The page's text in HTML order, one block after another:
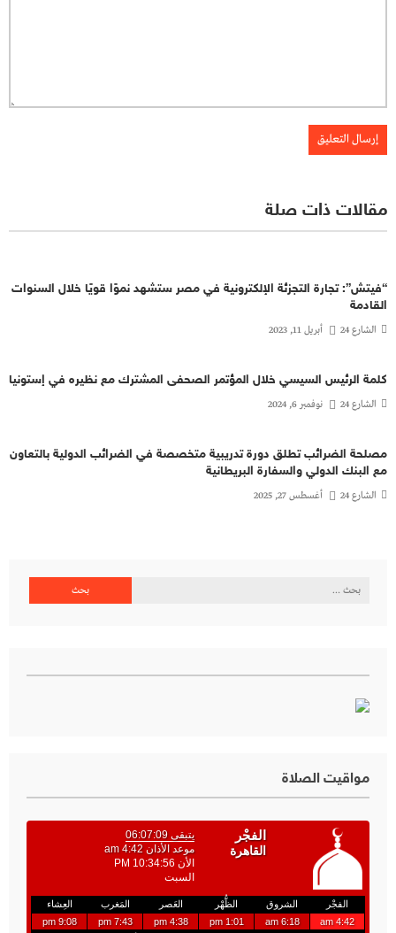
مقالات ذات صلة
“فيتش”: تجارة التجزئة الإلكترونية في مصر ستشهد نموًا قويًا خلال السنوات
القادمة
الشارع 24 أبريل 11, 2023
كلمة الرئيس السيسي خلال المؤتمر الصحفى المشترك مع نظيره في إستونيا
الشارع 24 نوفمبر 6, 2024
مصلحة الضرائب تطلق دورة تدريبية متخصصة في الضرائب الدولية بالتعاون
مع البنك الدولي والسفارة البريطانية
الشارع 24 أغسطس 27, 2025
البحث
مواقيت الصلاة